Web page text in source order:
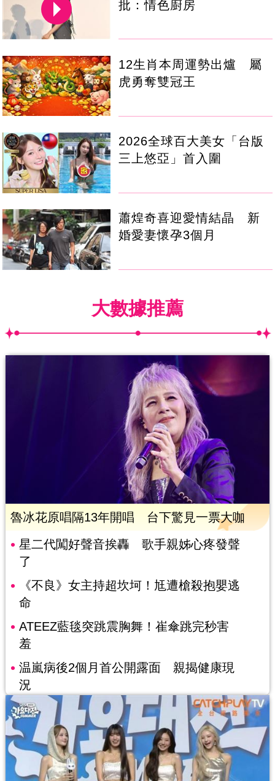
批：情色廚房
12生肖本周運勢出爐 屬
虎勇奪雙冠王
2026全球百大美女「台版
三上悠亞」首入圍
蕭煌奇喜迎愛情結晶 新
婚愛妻懷孕3個月
大數據推薦
魯冰花原唱隔13年開唱 台下驚見一票大咖
星二代闖好聲音挨轟 歌手親姊心疼發聲
了
《不良》女主持超坎坷！尪遭槍殺抱嬰逃
命
ATEEZ藍毯突跳震胸舞！崔傘跳完秒害
羞
温嵐病後2個月首公開露面 親揭健康現
況